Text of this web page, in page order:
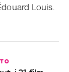
Louis.